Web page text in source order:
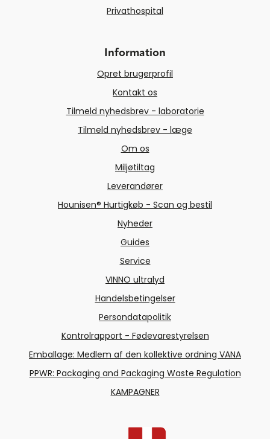
Privathospital
Information
Opret brugerprofil
Kontakt os
Tilmeld nyhedsbrev - laboratorie
Tilmeld nyhedsbrev - læge
Om os
Miljøtiltag
Leverandører
Hounisen® Hurtigkøb - Scan og bestil
Nyheder
Guides
Service
VINNO ultralyd
Handelsbetingelser
Persondatapolitik
Kontrolrapport - Fødevarestyrelsen
Emballage: Medlem af den kollektive ordning VANA
PPWR: Packaging and Packaging Waste Regulation
KAMPAGNER